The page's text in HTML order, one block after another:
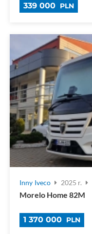
339 000 PLN
Inny Iveco 2025 r.
Morelo Home 82M
1 370 000 PLN